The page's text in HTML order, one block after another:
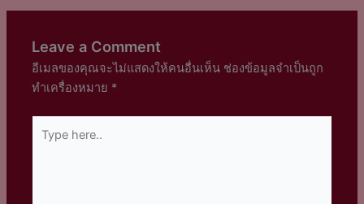
Leave a Comment
อีเมลของคุณจะไม่แสดงให้คนอื่นเห็น ช่องข้อมูลจำเป็นถูก
ทำเครื่องหมาย *
here..